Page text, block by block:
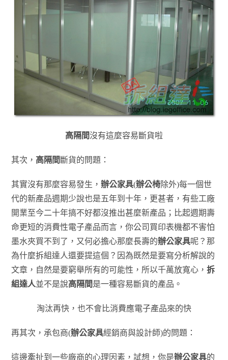
高隔間沒有這麼容易斷貨啦
其次， 高隔間 斷貨的問題：
其實沒有那麼容易發生，辦公家具(辦公椅除外)每一個世
代的新產品週期少說也是五年到十年，更甚者，有些工廠
開業至今二十年搞不好都沒推出甚麼新產品；比起週期壽
命更短的消費性電子產品而言，你公司買印表機都不害怕
墨水夾買不到了，又何必擔心那麼長壽的辦公家具呢？那
為什麼拆組達人還要提這個？因為既然是要寫分析解說的
文章，自然是要窮舉所有的可能性，所以千萬放寬心，拆
組達人並不是說高隔間是一種容易斷貨的產品。
淘汰再快，也不會比消費應電子產品來的快
再其次，承包商(辦公家具經銷商與設計師)的問題：
這邊牽扯到一些廠商的心理因素，試想，你是辦公家具的